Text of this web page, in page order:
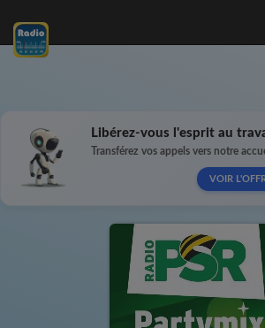
Libérez-vous l'esprit au
Transférez vos appels vers notre
VOIR